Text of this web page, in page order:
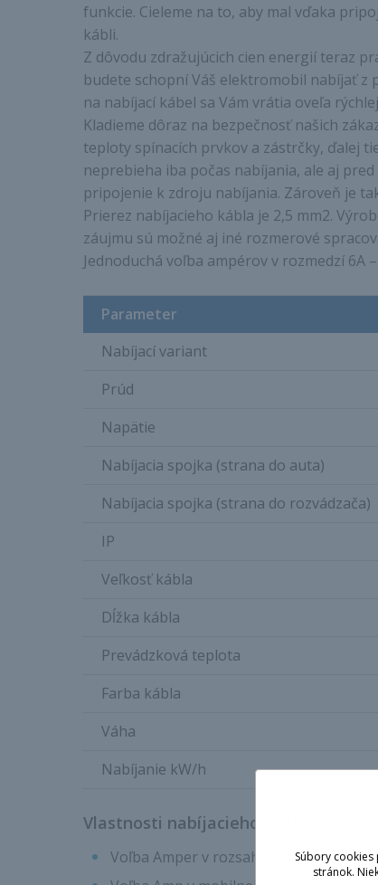
funkcie. Cieleme na to, aby mal vďaka
kábli.
Z dôvodu zdražujúcich cien energií teraz
budete schopní Váš elektromobil nabíjať
na nabíjací kábel sa Vám vrátia oveľa
Kladieme dôraz na bezpečnosť našich
teploty spínacích prvkov a zástrčky, ďalej
neprebieha iba počas nabíjania, ale aj
pripojenie k zdroju nabíjania. Zároveň je
Prierez nabíjacieho kábla je 2,5 mm2.
záujmu sú možné aj iné rozmerové
Jednoduchá voľba ampérov v rozmedzí
Parameter
Nabíjací variant
Prúd
Napätie
Nabíjacia spojka (strana do auta)
Nabíjacia spojka (strana do rozvádzača)
IP
Veľkosť kábla
Dĺžka kábla
Prevádzková teplota
Farba kábla
Váha
Nabíjanie kW/h
Vlastnosti nabíjacieho kábla:
Voľba Amper v rozsahu (6A -16A)Súbory cookies
stránok.